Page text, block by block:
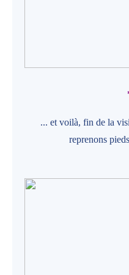
... et voilà, fin de la
reprenons